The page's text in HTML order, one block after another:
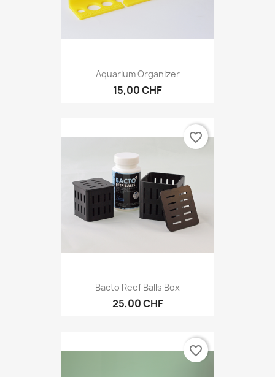
Aquarium Organizer
15,00 CHF
Bacto Reef Balls Box
25,00 CHF
favorite_border
favorite_border